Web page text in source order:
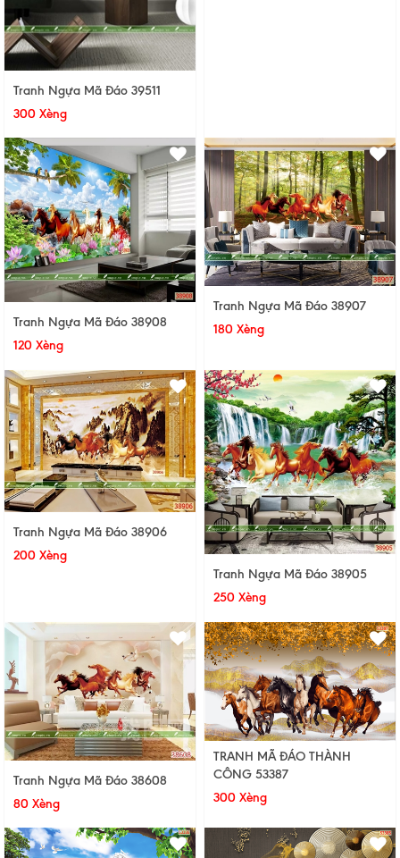
Tranh Ngựa Mã Đáo 39511
300 Xèng
Tranh Ngựa Mã Đáo 38908
120 Xèng
Tranh Ngựa Mã Đáo 38907
180 Xèng
Tranh Ngựa Mã Đáo 38906
200 Xèng
Tranh Ngựa Mã Đáo 38905
250 Xèng
Tranh Ngựa Mã Đáo 38608
80 Xèng
TRANH MÃ ĐÁO THÀNH
CÔNG 53387
300 Xèng